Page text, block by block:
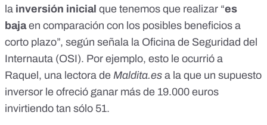
la inversión inicial que tenemos que realizar “es
bajaen comparación con los posibles beneficios a
corto plazo”, según señala la Oficina de Seguridad del
Internauta (OSI). Por ejemplo, esto le ocurrió a
Raquel, una lectora de Maldita.es a la que un supuesto
inversor le ofreció ganar más de 19.000 euros
invirtiendo tan sólo 51.